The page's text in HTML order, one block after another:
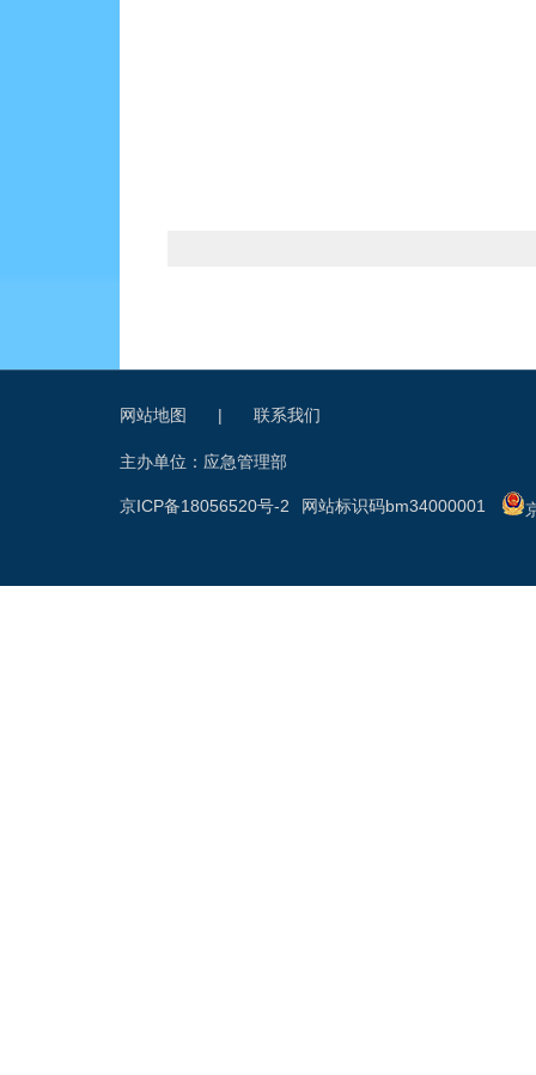
网站地图 | 联系我们
主办单位：应急管理部
网站标识码bm34000001
京ICP备18056520号-2